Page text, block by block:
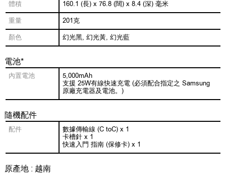
體積 160.1 (長) x 76.8 (闊) x 8.4 (深) 毫米
重量 201克
顏色 幻光黑, 幻光黃, 幻光藍
電池*
內置電池
5,000mAh
支援 25W有線快速充電 (必須配合指定之 Samsung
原廠充電器及電池。)
隨機配件
配件
數據傳輸線 (C toC) x 1
卡槽針 x 1
快速入門 指南 (保修卡) x 1
原產地 : 越南